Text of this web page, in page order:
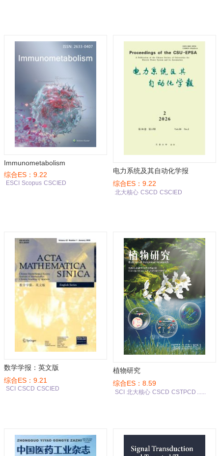
Immunometabolism
综合ES：9.22
ESCI Scopus CSCIED
电力系统及其自动化学报
综合ES：9.22
北大核心 CSCD CSCIED
数学学报：英文版
综合ES：9.21
SCI CSCD CSCIED
植物研究
综合ES：8.59
SCI 北大核心 CSCD CSTPCD ......